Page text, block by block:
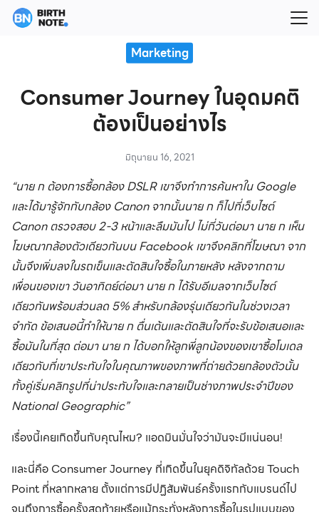
Skip
Marketing
Consumer Journey ในอุดมคติ
ต้องเป็นอย่างไร
มิถุนายน 16, 2021
“นาย ก ต้องการซื้อกล้อง DSLR เขาจึงทำการค้นหาใน Google
และได้มารู้จักกับกล้อง Canon จากนั้นนาย ก ก็ไปที่เว็บไซต์
Canon ตรวจสอบ 2-3 หน้าและลืมมันไป ไม่กี่วันต่อมา นาย ก เห็น
โฆษณากล้องตัวเดียวกันบน Facebook เขาจึงคลิกที่โฆษณา จาก
นั้นจึงเพิ่มลงในรถเข็นและตัดสินใจซื้อในภายหลัง หลังจากถาม
เพื่อนของเขา วันอาทิตย์ต่อมา นาย ก ได้รับอีเมลจากเว็บไซต์
เดียวกันพร้อมส่วนลด 5% สำหรับกล้องรุ่นเดียวกันในช่วงเวลา
จำกัด ข้อเสนอนี้ทำให้นาย ก ตื่นเต้นและตัดสินใจที่จะรับข้อเสนอและ
ซื้อมันในที่สุด ต่อมา นาย ก ได้บอกให้ลูกพี่ลูกน้องของเขาซื้อโมเดล
เดียวกับที่เขาประทับใจในคุณภาพของภาพที่ถ่ายด้วยกล้องตัวนั้น
ทั้งคู่เริ่มคลิกรูปที่น่าประทับใจและกลายเป็นช่างภาพประจำปีของ
National Geographic”
เรื่องนี้เคยเกิดขึ้นกับคุณไหม? แอดมินมั่นใจว่ามันจะมีแน่นอน!
และนี่คือ Consumer Journey ที่เกิดขึ้นในยุคดิจิทัลด้วย Touch
Point ที่หลากหลาย ตั้งแต่การมีปฏิสัมพันธ์ครั้งแรกกับแบรนด์ไป